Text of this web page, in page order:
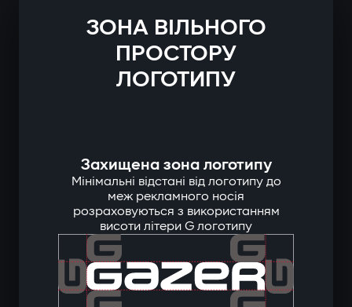
ЗОНА ВІЛЬНОГО
ПРОСТОРУ
ЛОГОТИПУ
Захищена зона логотипу
Мінімальні відстані від логотипу до
меж рекламного носія
розраховуються з використанням
висоти літери G логотипу